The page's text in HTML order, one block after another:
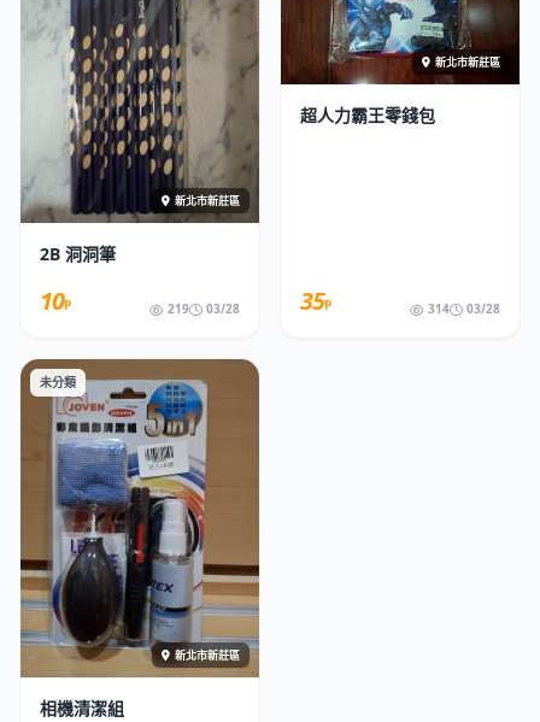
新北市新莊區
2B 洞洞筆
10P 219 03/28
新北市新莊區
超人力霸王零錢包
35P 314 03/28
未分類
新北市新莊區
相機清潔組